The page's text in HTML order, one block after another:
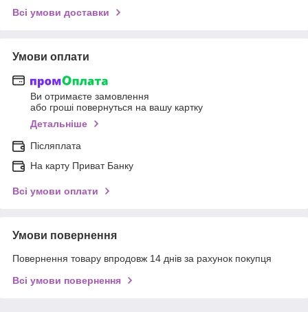
Всі умови доставки
Умови оплати
Ви отримаєте замовлення
або гроші повернуться на вашу картку
Детальніше
Післяплата
На карту Приват Банку
Всі умови оплати
Умови повернення
Повернення товару впродовж 14 днів за рахунок покупця
Всі умови повернення